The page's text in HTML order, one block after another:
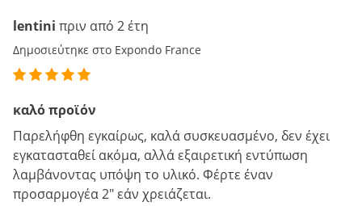
lentini πριν από 2 έτη
Δημοσιεύτηκε στο Expondo France
καλό προϊόν
Παρελήφθη εγκαίρως, καλά συσκευασμένο, δεν έχει
εγκατασταθεί ακόμα, αλλά εξαιρετική εντύπωση
λαμβάνοντας υπόψη το υλικό. Φέρτε έναν
προσαρμογέα 2" εάν χρειάζεται.